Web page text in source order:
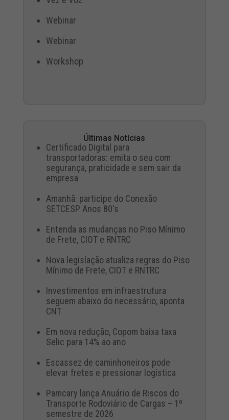
Webinar
Webinar
Workshop
Últimas Notícias
Certificado Digital para
transportadoras: emita o seu com
segurança, praticidade e sem sair da
empresa
Amanhã: participe do Conexão
SETCESP Anos 80's
Entenda as mudanças no Piso Mínimo
de Frete, CIOT e RNTRC
Nova legislação atualiza regras do Piso
Mínimo de Frete, CIOT e RNTRC
Investimentos em infraestrutura
seguem abaixo do necessário, aponta
CNT
Em nova redução, Copom baixa taxa
Selic para 14% ao ano
Escassez de caminhoneiros pode
elevar fretes e pressionar logística
Pamcary lança Anuário de Riscos do
Transporte Rodoviário de Cargas – 1º
semestre de 2026